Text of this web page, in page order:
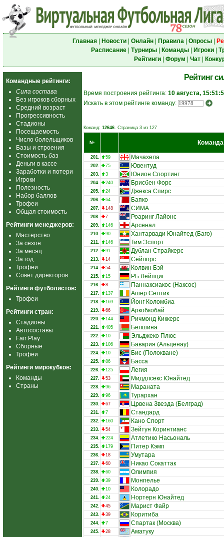
Главная| Новости| Онлайн| Правила| Опросы|
Расписание| Турниры| Команды| Игроки|
Рейтинги| Форум Чат|
Командные рейтинги:
Сила состава
Без игроков сборных
Средний возраст
Прогрессивность
Стадионы
Посещаемость
Число болельщиков
Базы и строения
Стоимость баз
Деньги в кассе
Заработки и потери
Игроки
Полезность
Набор баллов
Трофеи
Общая стоимость
Рейтинги менеджеров:
Мастерство
За сезон
За месяц
За год
Трофеи
Совет директоров
Рейтинги футболистов:
Трофеи
Рейтинги стран:
Стадионы
Автосоставы
Fair Play
Сборные
Трофеи
Рейтинги мирокубков:
Команды
Страны
Рейтинг
Время построения рейтинга: 10 августа,
Искать в этом рейтинге команду:
Команд: 12646. Страница 3 из 127
№ Команда
201. 59 Мачахела
202. 75 Ювентуд
203. 3 Юнион Спортинг
204. 240 Брисбен Форс
205. 24 Джекса Спирс
206. 64 Бапко
207. 148 СИМА
208. 7 Роаринг Лайонс
209. 146 Арсенал
210. 90 Хантарвади Юнайтед (Баго)
211. 146 Тим Эспорт
212. 91 Дублан Страйкерс
213. 14 Сейлорс
214. 54 Колвин Бэй
215. 15 РБ Лейпциг
216. 8 Паннаксиакос (Наксос)
217. 137 Ашер Селтик
218. 169 Йонг Коломбиа
219. 66 Аркобкобай
220. 144 Ричмонд Киккерс
221. 405 Белшина
222. 10 Эльджеко Плюс
223. 106 Бавария (Альценау)
224. 10 Бис (Полокване)
225. 86 Басса
226. 125 Легия
227. 53 Миддлсекс Юнайтед
228. 96 Мараната
229. 96 Турархан
230. 67 Црвена Звезда (Белград)
231. 7 Стандард
232. 160 Кано Спорт
233. 54 Зейтун Коринтианс
234. 224 Атлетико Насьональ
235. 179 Питер Кэмп
236. 18 Умутара
237. 60 Никао Сокаттак
238. 60 Олимпия
239. 39 Монпелье
240. 10 Колорадо
241. 24 Нортерн Юнайтед
242. 45 Марист Файр
243. 39 Коритиба
244. 7 Спартак (Москва)
245. 28 Аматуку